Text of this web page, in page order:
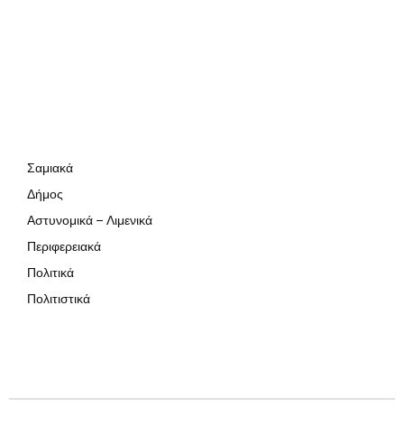
Σαμιακά
Δήμος
Αστυνομικά – Λιμενικά
Περιφερειακά
Πολιτικά
Πολιτιστικά